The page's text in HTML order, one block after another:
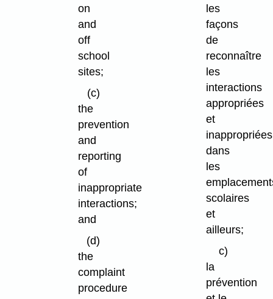
on
and
off
school
sites;
(c)
the
prevention
and
reporting
of
inappropriate
interactions;
and
(d)
the
complaint
procedure
les
façons
de
reconnaître
les
interactions
appropriées
et
inappropriées
dans
les
scolaires
et
ailleurs;
c)
la
prévention